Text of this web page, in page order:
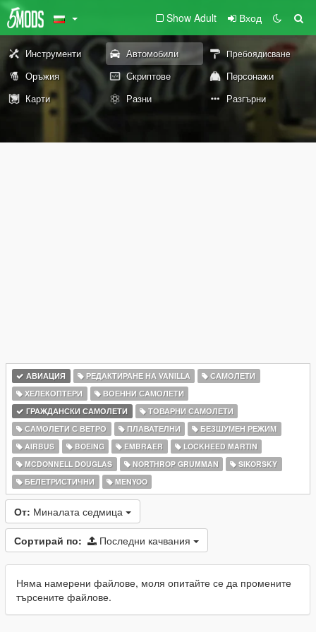
Show Adult Вход
Инструменти Автомобили Пребоядисване
Оръжия Скриптове
Персонажи
Карти
Разни Разгърни
АВИАЦИЯ РЕДАКТИРАНЕ НА VANILLA
САМОЛЕТИ
ХЕЛЕКОПТЕРИ
ВОЕННИ САМОЛЕТИ
ГРАЖДАНСКИ САМОЛЕТИ
ТОВАРНИ САМОЛЕТИ
САМОЛЕТИ С ВЕТРО
ПЛАВАТЕЛНИ
БЕЗШУМЕН РЕЖИМ
AIRBUS
BOEING EMBRAER
LOCKHEED MARTIN
MCDONNELL DOUGLAS
NORTHROP GRUMMAN
SIKORSKY
БЕЛЕТРИСТИЧНИ
MENYOO
От: Миналата седмица
Сортирай по: Последни качвания
Няма намерени файлове, моля опитайте се да промените
търсените файлове.